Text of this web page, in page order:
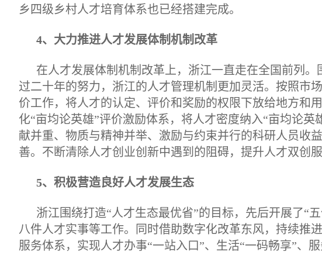
乡四级乡村人才培育体系也已经搭建完成。
4、大力推进人才发展体制机制改革
在人才发展体制机制改革上，浙江一直走在全国前列
过二十年的努力，浙江的人才管理机制更加灵活。按照市
价工作，将人才的认定、评价和奖励的权限下放给地方和
化“亩均论英雄”评价激励体系，将人才密度纳入“亩均论
献并重、物质与精神并举、激励与约束并行的科研人员收
善。不断清除人才创业创新中遇到的阻碍，提升人才双创
5、积极营造良好人才发展生态
浙江围绕打造“人才生态最优省”的目标，先后开展了“
八件人才实事等工作。同时借助数字化改革东风，持续推
服务体系，实现人才办事“一站入口”、生活“一码畅享”、